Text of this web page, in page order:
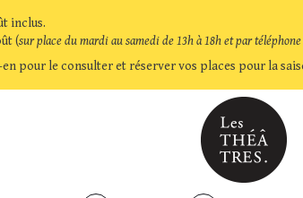
inclus.
(sur place du mardi au samedi de 13h à 18h et par
pour le consulter et réserver vos places pour la